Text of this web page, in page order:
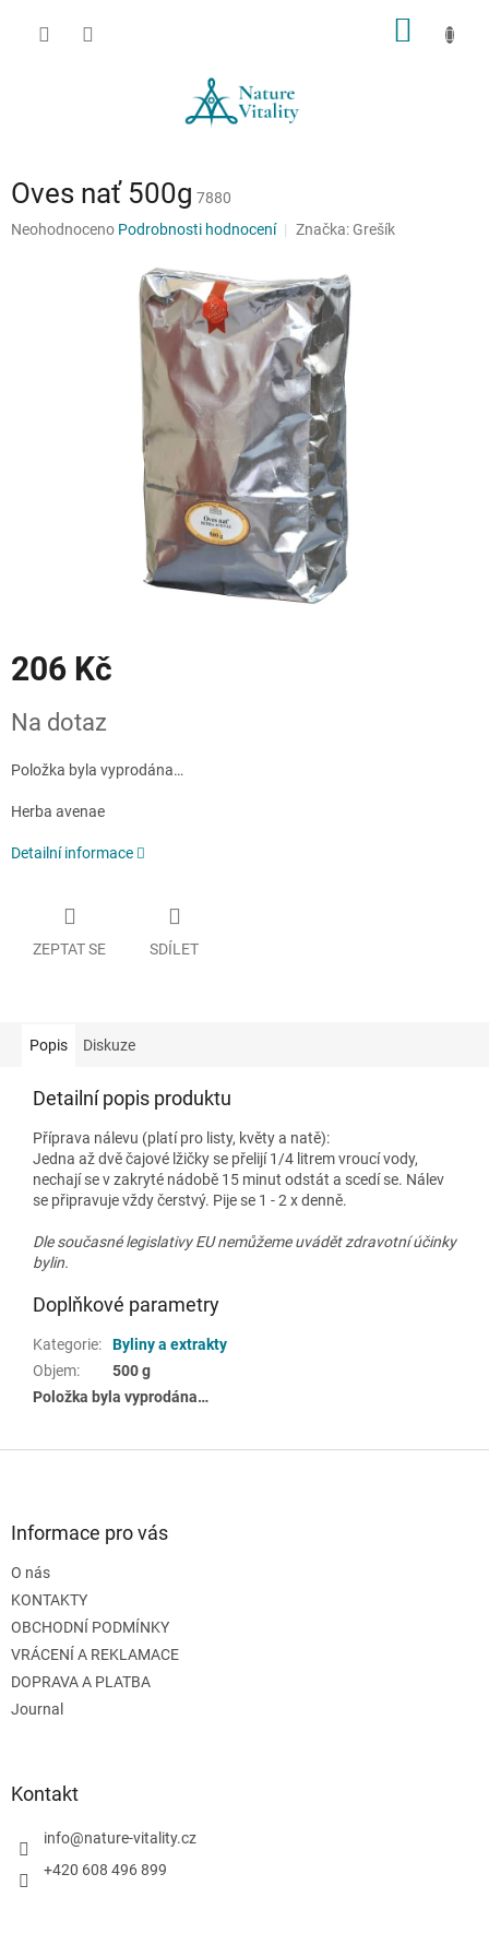
Oves nať 500g 7880
Průměrné
Neohodnoceno Podrobnosti hodnocení Značka: Grešík
206 Kč
cena:
Na dotaz
Položka byla vyprodána…
Herba avenae
Detailní informace
ZEPTAT SE SDÍLET
Popis Diskuze
Detailní popis produktu
Příprava nálevu (platí pro listy, květy a natě):
Jedna až dvě čajové lžičky se přelijí 1/4 litrem vroucí vody,
nechají se v zakryté nádobě 15 minut odstát a scedí se. Nálev
se připravuje vždy čerstvý. Pije se 1 - 2 x denně.
Dle současné legislativy EU nemůžeme uvádět zdravotní účinky
bylin.
Doplňkové parametry
Kategorie:
Byliny a extrakty
Objem:
500 g
Položka byla vyprodána…
Informace pro vás
O nás
KONTAKTY
OBCHODNÍ PODMÍNKY
VRÁCENÍ A REKLAMACE
DOPRAVA A PLATBA
Journal
Kontakt
info@nature-vitality.cz
+420 608 496 899